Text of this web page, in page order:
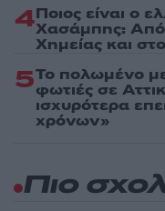
4Ποιος είναι ο
Χασάμπης: Από
Χημείας και
5Το πολωμένο
φωτιές σε
ισχυρότερα
χρόνων»
Πιο